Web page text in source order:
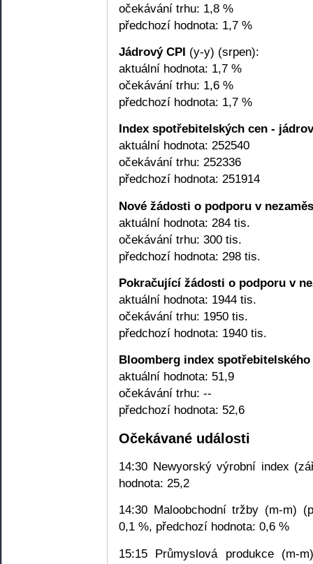
očekávání trhu: 1,8 %
předchozí hodnota: 1,7 %
Jádrový CPI (y-y) (srpen):
aktuální hodnota: 1,7 %
očekávání trhu: 1,6 %
předchozí hodnota: 1,7 %
Index spotřebitelských cen -
aktuální hodnota: 252540
očekávání trhu: 252336
předchozí hodnota: 251914
Nové žádosti o podporu v
aktuální hodnota: 284 tis.
očekávání trhu: 300 tis.
předchozí hodnota: 298 tis.
Pokračující žádosti o podporu v
aktuální hodnota: 1944 tis.
očekávání trhu: 1950 tis.
předchozí hodnota: 1940 tis.
Bloomberg index
aktuální hodnota: 51,9
očekávání trhu: --
předchozí hodnota: 52,6
Očekávané události
14:30 Newyorský výrobní index
hodnota: 25,2
14:30 Maloobchodní tržby (m-m)
0,1 %, předchozí hodnota: 0,6 %
15:15 Průmyslová produkce (m-